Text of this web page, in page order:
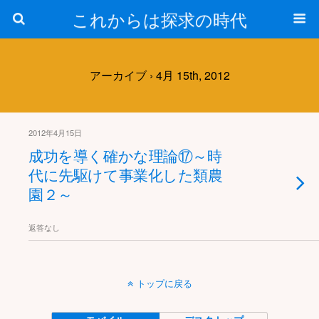
これからは探求の時代
アーカイブ › 4月 15th, 2012
2012年4月15日
成功を導く確かな理論⑰～時
代に先駆けて事業化した類農
園２～
返答なし
トップに戻る